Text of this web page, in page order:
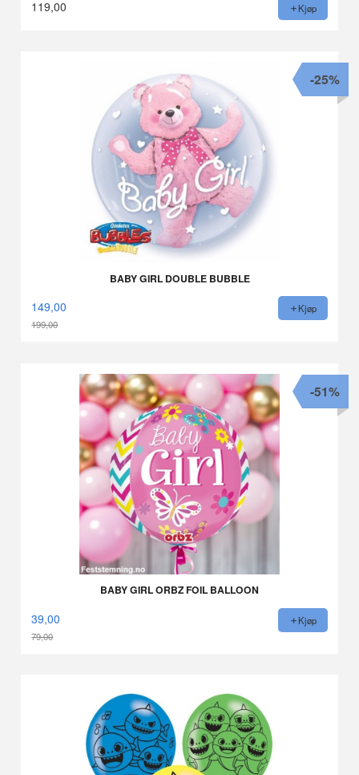
119,00 Kjøp
BABY GIRL DOUBLE BUBBLE
149,00
199,00
-25%
Kjøp
BABY GIRL ORBZ FOIL BALLOON
39,00
79,00
-51%
Kjøp